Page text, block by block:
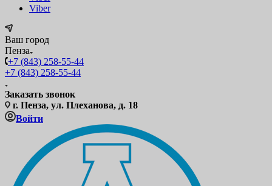
Viber
Ваш город
Пенза
+7 (843) 258-55-44
+7 (843) 258-55-44
Заказать звонок
г. Пенза, ул. Плеханова, д. 18
Войти